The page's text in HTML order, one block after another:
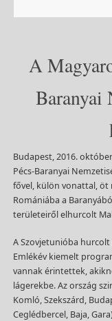
A
Baranyai
Budapest, 2016.
Pécs-Baranyai
fővel, külön vonattal,
Romániába a
területeiről elhurcolt
A Szovjetunióba
Emlékév kiemelt
vannak érintettek,
lágerekbe. Az ország
Komló, Szekszárd,
Ceglédbercel, Baja,